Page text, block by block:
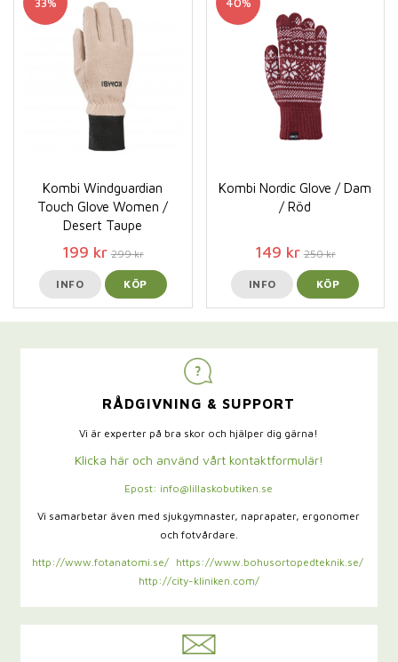
Kombi Windguardian
Touch Glove Women /
Desert Taupe
199 kr 299 kr
INFO KÖP
Kombi Nordic Glove / Dam
/ Röd
149 kr 250 kr
INFO KÖP
RÅDGIVNING & SUPPORT
Vi är experter på bra skor och hjälper dig gärna!
Klicka här och använd vårt kontaktformulär!
Epost: info@lillaskobutiken.se
Vi samarbetar även med sjukgymnaster, naprapater, ergonomer
och fotvårdare.
http://www.fotanatomi.se/
https://www.bohusortopedteknik.se/
http://city-kliniken.com/